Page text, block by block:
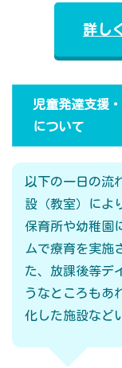
詳し
児童発達支援
について
以下の一日の流
設（教室）によ
保育所や幼稚園
ムで療育を実施
た、放課後等デ
うなところもあ
化した施設など